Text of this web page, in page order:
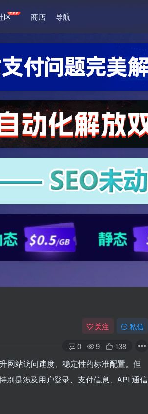
区+99 商店 导航
关注 私信
0 9 138
网站访问速度、稳定性的标准配置。但
别是涉及用户登录、支付信息、API 通信